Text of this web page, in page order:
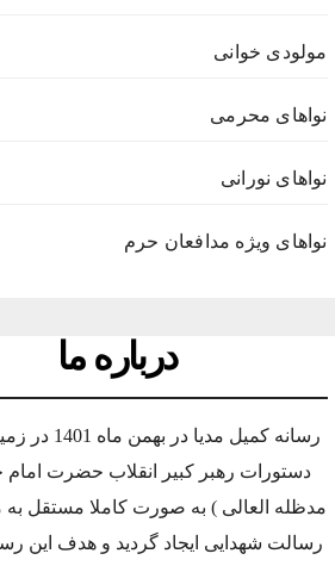
مولودی خوانی
نواهای محرمی
نواهای نورانی
نواهای ویژه مدافعان حرم
درباره ما
رسانه کمیل مدیا
دستورات رهبر کبیر انقلاب حضرت امام
مدظله العالی ) به صورت کاملا مستقل به
رسالت شهدایی ایجاد گردید و هدف این